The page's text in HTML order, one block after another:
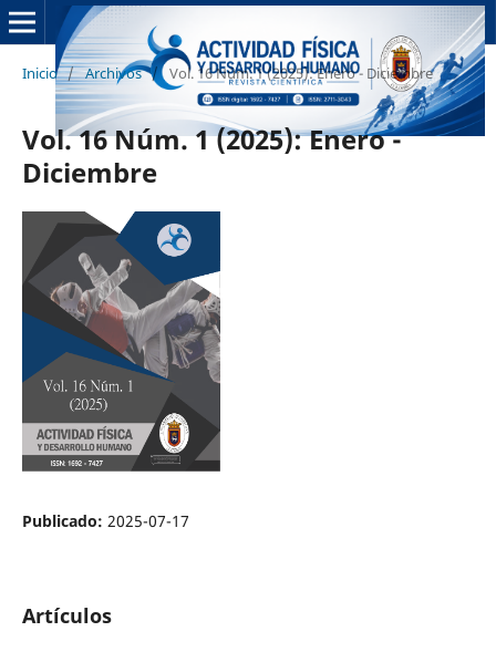
Inicio / Archivos / Vol. 16 Núm. 1 (2025): Enero - Diciembre
Vol. 16 Núm. 1 (2025): Enero -
Diciembre
Publicado: 2025-07-17
Artículos